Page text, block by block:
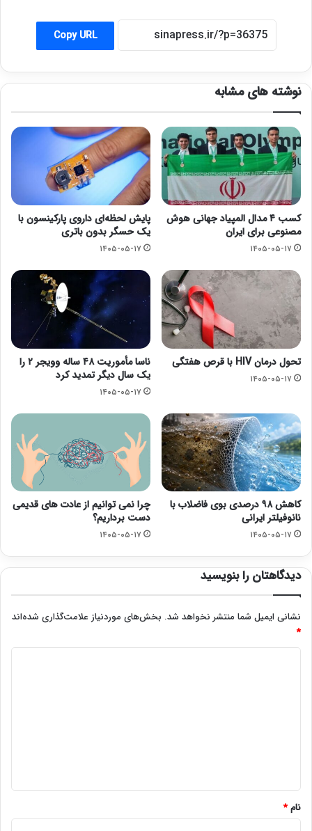
Copy URL
نوشته های مشابه
کسب ۴ مدال المپیاد جهانی هوش
مصنوعی برای ایران
۱۴۰۵-۰۵-۱۷
پایش لحظه‌ای داروی پارکینسون با
یک حسگر بدون باتری
۱۴۰۵-۰۵-۱۷
تحول درمان HIV با قرص هفتگی
۱۴۰۵-۰۵-۱۷
ناسا مأموریت ۴۸ ساله وویجر ۲ را
یک سال دیگر تمدید کرد
۱۴۰۵-۰۵-۱۷
کاهش ۹۸ درصدی بوی فاضلاب با
نانوفیلتر ایرانی
۱۴۰۵-۰۵-۱۷
چرا نمی توانیم از عادت های قدیمی
دست برداریم؟
۱۴۰۵-۰۵-۱۷
دیدگاهتان را بنویسید
نشانی ایمیل شما منتشر نخواهد شد. بخش‌های موردنیاز علامت‌گذاری شده‌اند
*
نام*